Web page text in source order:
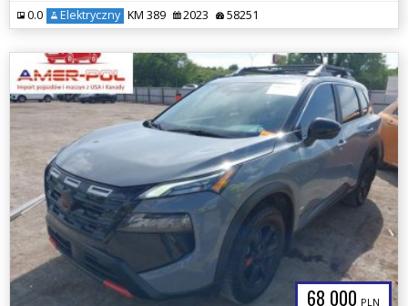
0.0 Elektryczny KM 389 2023 58251
68 000 PLN